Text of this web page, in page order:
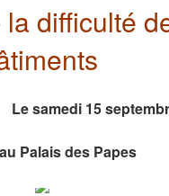
difficulté
15
au Palais des Papes